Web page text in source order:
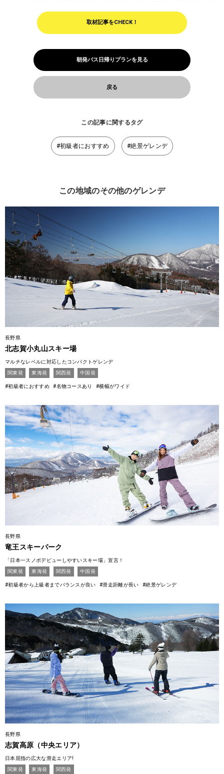
取材記事をCHECK！
朝発バス日帰りプランを見る
戻る
この記事に関するタグ
#初級者におすすめ #絶景ゲレンデ
この地域のその他のゲレンデ
長野県
北志賀小丸山スキー場
マルチなレベルに対応したコンパクトゲレンデ
関東発
東海発 関西発 中国発
#初級者におすすめ #名物コースあり #横幅がワイド
長野県
竜王スキーパーク
「日本一スノボデビューしやすいスキー場」宣言！
関東発
東海発 関西発 中国発
#初級者から上級者までバランスが良い #滑走距離が長い #絶景ゲレンデ
長野県
志賀高原（中央エリア）
日本屈指の広大な滑走エリア!
関東発
東海発 関西発